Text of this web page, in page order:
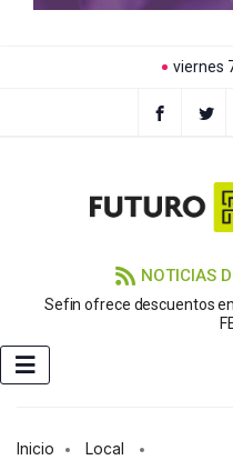
viernes
NOTICIAS
Sefin ofrece descuentos
Inicio
Local